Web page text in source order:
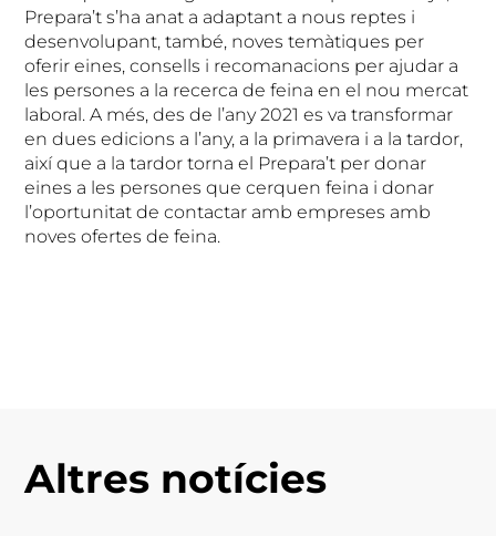
Prepara’t s’ha anat a adaptant a nous reptes i
desenvolupant, també, noves temàtiques per
oferir eines, consells i recomanacions per ajudar a
les persones a la recerca de feina en el nou mercat
laboral. A més, des de l’any 2021 es va transformar
en dues edicions a l’any, a la primavera i a la tardor,
així que a la tardor torna el Prepara’t per donar
eines a les persones que cerquen feina i donar
l’oportunitat de contactar amb empreses amb
noves ofertes de feina.
Altres notícies